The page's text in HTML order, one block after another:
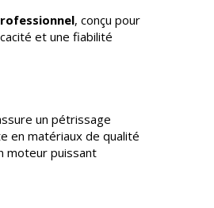
, conçu pour
et une fiabilité
un pétrissage
en matériaux de qualité
moteur puissant